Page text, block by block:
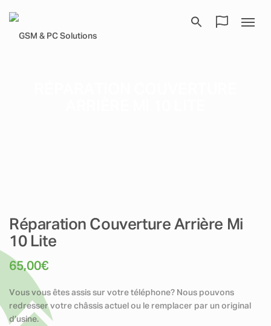
Réparation Couverture Arrière Mi
10 Lite
65,00€
Vous vous êtes assis sur votre téléphone? Nous pouvons
redresser votre châssis actuel ou le remplacer par un original
d’usine.